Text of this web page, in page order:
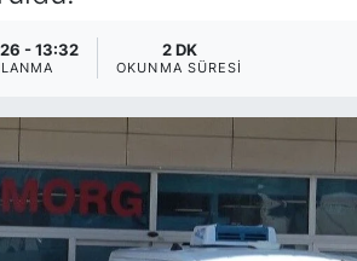
- 13:32 2 DK
OKUNMA SÜRESI